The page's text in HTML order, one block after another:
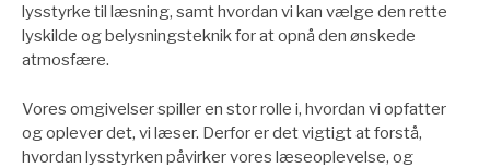
lysstyrke til læsning, samt hvordan vi kan vælge den rette
lyskilde og belysningsteknik for at opnå den ønskede
atmosfære.
Vores omgivelser spiller en stor rolle i, hvordan vi opfatter
og oplever det, vi læser. Derfor er det vigtigt at forstå,
hvordan lysstyrken påvirker vores læseoplevelse, og